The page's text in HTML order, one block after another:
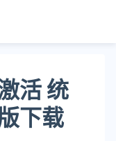
活 统
下载